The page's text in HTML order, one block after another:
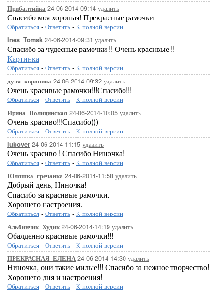
...Здесь будет
Прибалтийка 24-06-2014-09:14 удалить
Спасибо моя хорошая! Прекрасные рамочки!
Обратиться - Ответить - К полной версии
Ines_Tomsk 24-06-2014-09:31 удалить
Спасибо за чудесные рамочки!!! Очень красивые!!!
Картинка
Обратиться - Ответить - К полной версии
дуня_коровина 24-06-2014-09:32 удалить
Очень красивые рамочки!!!Спасибо!!!
Обратиться - Ответить - К полной версии
Ирина_Полицинская 24-06-2014-10:05 удалить
Очень красиво!!!Спасибо)))
Обратиться - Ответить - К полной версии
lubover 24-06-2014-11:15 удалить
Очень красиво ! Спасибо Ниночка!
Обратиться - Ответить - К полной версии
Юляшка_гречанка 24-06-2014-11:58 удалить
Добрый день, Ниночка!
Спасибо за красивые рамочки.
Хорошего настроения.
Обратиться - Ответить - К полной версии
Альбинчик_Худик24-06-2014-14:19 удалить
Обалденно красивые рамочки!!!
Обратиться - Ответить - К полной версии
ПРЕКРАСНАЯ_ЕЛЕНА 24-06-2014-14:30 удалить
Ниночка, они такие милые!!! Спасибо за нежное творчество!
Хорошего дня и настроения!
Обратиться - Ответить - К полной версии